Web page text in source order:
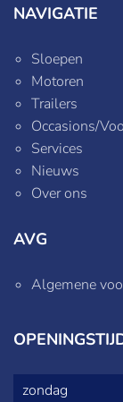
NAVIGATIE
Sloepen
Motoren
Trailers
Occasions/
Services
Nieuws
Over ons
AVG
Algemene
zondag